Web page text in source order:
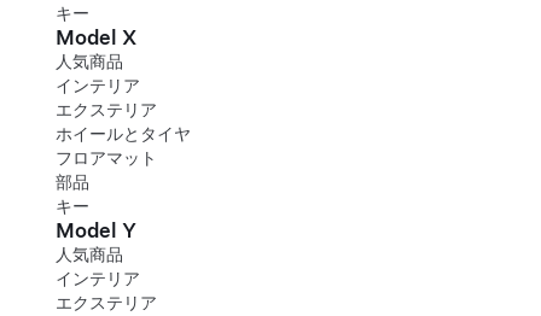
キー
Model X
人気商品
インテリア
エクステリア
ホイールとタイヤ
フロアマット
部品
キー
Model Y
人気商品
インテリア
エクステリア